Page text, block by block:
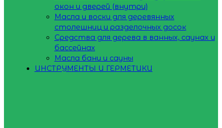
окон и дверей (внутри)
Масла и воски для деревянных
столешниц и разделочных досок
Средства для дерева в ванных, саунах и
бассейнах
Масла бани и сауны
ИНСТРУМЕНТЫ И ГЕРМЕТИКИ